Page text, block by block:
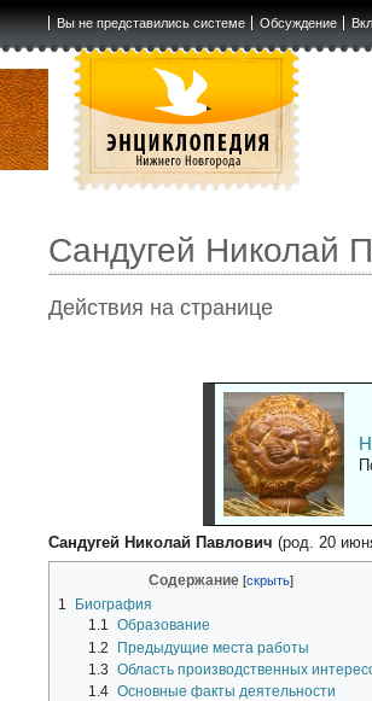
Вы не представились системе Обсуждение
Сандугей Николай
Действия на странице
Сандугей Николай Павлович (род. 20
Содержание
1
Биография
1.1 Образование
1.2
Предыдущие места работы
1.3 Область производственных
1.4 Основные факты деятельности